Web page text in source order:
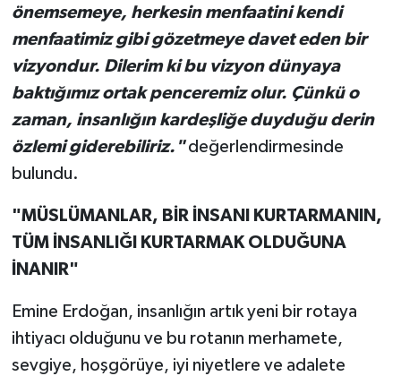
önemsemeye, herkesin menfaatini kendi
menfaatimiz gibi gözetmeye davet eden bir
vizyondur. Dilerim ki bu vizyon dünyaya
baktığımız ortak penceremiz olur. Çünkü o
zaman, insanlığın kardeşliğe duyduğu derin
özlemi giderebiliriz."değerlendirmesinde
bulundu.
"MÜSLÜMANLAR, BİR İNSANI KURTARMANIN,
TÜM İNSANLIĞI KURTARMAK OLDUĞUNA
İNANIR"
Emine Erdoğan, insanlığın artık yeni bir rotaya
ihtiyacı olduğunu ve bu rotanın merhamete,
sevgiye, hoşgörüye, iyi niyetlere ve adalete